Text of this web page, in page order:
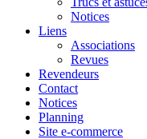
Notices
Liens
Associations
Revues
Revendeurs
Contact
Notices
Planning
Site e-commerce